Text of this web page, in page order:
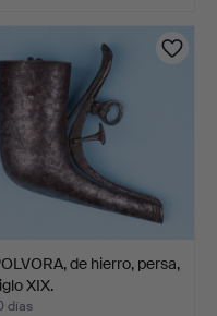
de hierro, persa,
XIX.
días